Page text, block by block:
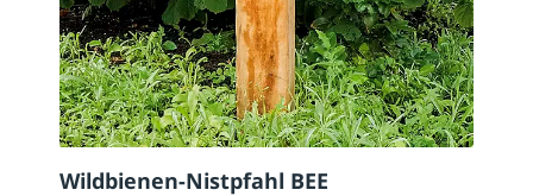
Wildbienen-Nistpfahl BEE